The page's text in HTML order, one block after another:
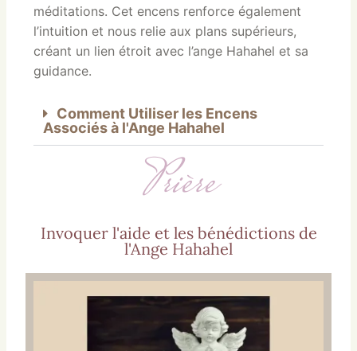
méditations. Cet encens renforce également
l’intuition et nous relie aux plans supérieurs,
créant un lien étroit avec l’ange Hahahel et sa
guidance.
Comment Utiliser les Encens
Associés à l'Ange Hahahel
Prière
Invoquer l'aide et les bénédictions de
l'Ange Hahahel